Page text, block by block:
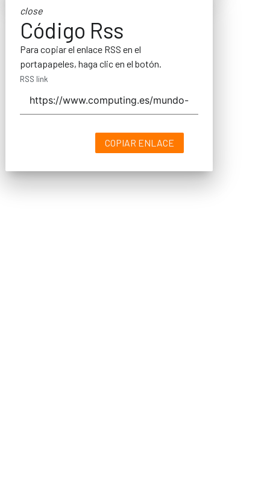
close
Código Rss
Para copiar el enlace RSS en el
portapapeles, haga clic en el botón.
RSS link
COPIAR ENLACE